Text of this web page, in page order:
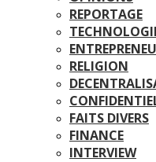
REPORTAGE
RELIGION
FAITS DIVERS
FINANCE
INTERVIEW